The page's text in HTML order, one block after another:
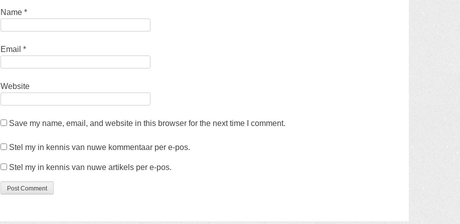
p
)
)
Name *
Email *
Website
Save my name,email ,and website in this browser for the next time I comment.
Stel my in kennis van nuwe kommentaar per e-pos.
Stel my in kennis van nuwe artikels per e-pos.